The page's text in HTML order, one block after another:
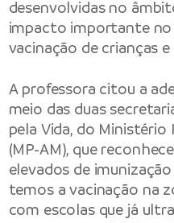
desenvolvidas no
impacto importante
vacinação de crianças
A professora citou a
meio das duas
pela Vida, do
(MP-AM), que
elevados de
temos a vacinação na
com escolas que já